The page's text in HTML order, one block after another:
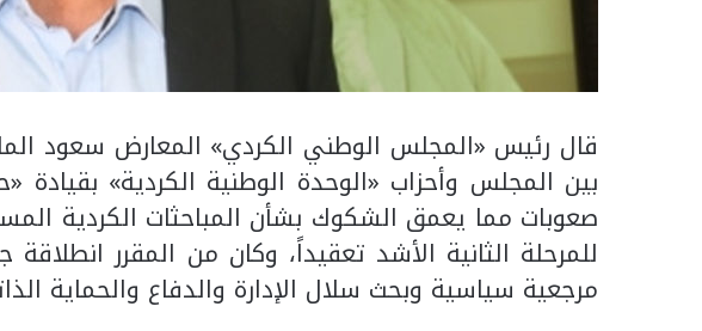
قال رئيس «المجلس الوطني الكردي» المعارض سعود
بين المجلس وأحزاب «الوحدة الوطنية الكردية» بقيادة
للمرحلة الثانية الأشد تعقيداً، وكان من المقرر
مرجعية سياسية وبحث سلال الإدارة والدفاع والحماية